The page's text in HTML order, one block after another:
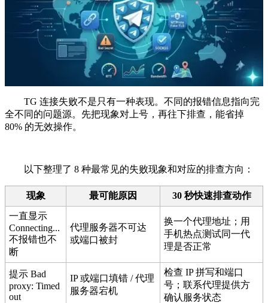
TG 连接失败不是只有一种表现。不同的报错信息指向完
全不同的问题源。先把现象对上号，再往下排查，能省掉
80% 的无效操作。
以下整理了 8 种最常见的失败现象和对应的排查方向：
现象 最可能原因
30 秒快速排查动作
一直显示
Connecting...
不报错也不
断
代理服务器不可达
或端口被封
换一个代理地址；用
手机热点测试同一代
理是否正常
提示 Bad
proxy: Timed
out
IP 或端口填错 / 代理
服务器宕机
检查 IP 拼写和端口
号；联系代理提供方
确认服务状态